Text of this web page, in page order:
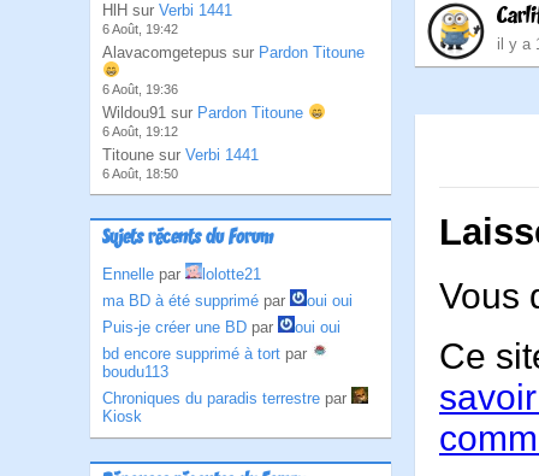
HlH sur Verbi 1441
6 Août, 19:42
Alavacomgetepus sur Pardon Titoune
6 Août, 19:36
Wildou91 sur Pardon Titoune
6 Août, 19:12
Titoune sur Verbi 1441
6 Août, 18:50
Sujets récents du Forum
Ennelle par
lolotte21
ma BD à été supprimé par
oui oui
Puis-je créer une BD par
oui oui
bd encore supprimé à tort par
boudu113
Chroniques du paradis terrestre par
Kiosk
il y a
Vous
Ce